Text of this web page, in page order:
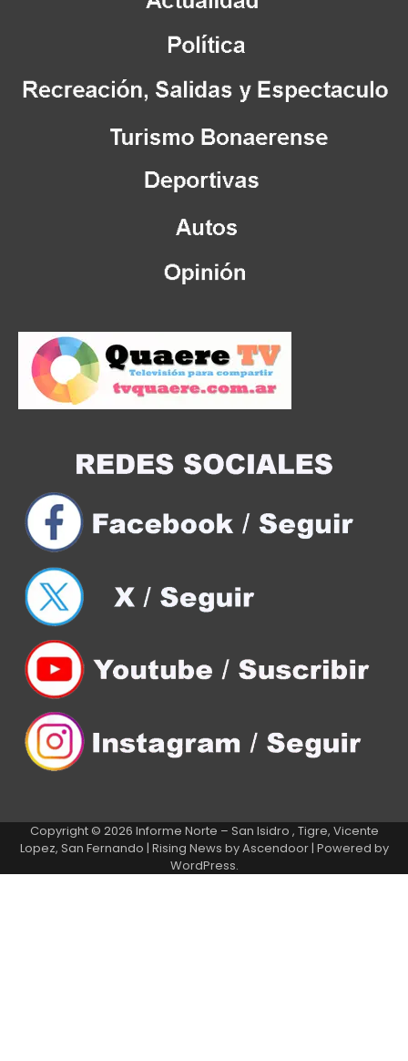
Copyright © 2026 Informe Norte – San Isidro , Tigre, Vicente
Lopez, San Fernando | Rising News byAscendoor| Powered by
WordPress.